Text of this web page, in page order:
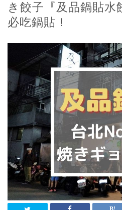
き餃子『及品鍋貼水
必吃鍋貼！